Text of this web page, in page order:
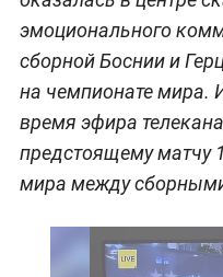
эмоционального
сборной Боснии и
на чемпионате мира.
время эфира
предстоящему матчу
мира между